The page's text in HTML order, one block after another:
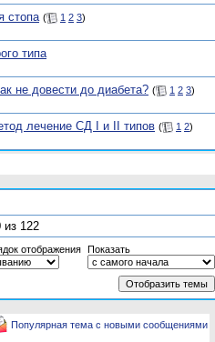
стопа ( 1 2 3)
типа
не довести до диабета? ( 1 2 3)
лечение СД I и II типов ( 1 2)
из 122
отображения Показать
Популярная тема с новыми сообщениями